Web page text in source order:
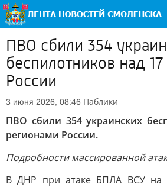
ПВО сбили 354
беспилотников над
России
3 июня 2026, 08:46 Паблики
ПВО сбили 354 украинских
регионами России.
Подробности массированной
В ДНР при атаке БПЛА ВСУ на